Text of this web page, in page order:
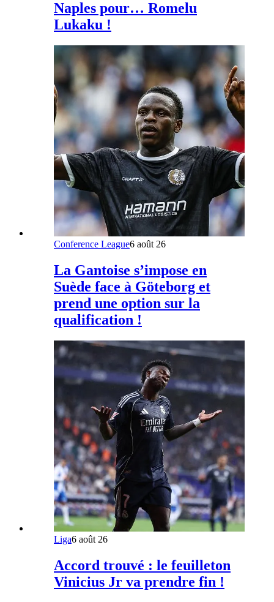
Naples pour… Romelu
Lukaku !
Conference League6 août 26
La Gantoise s’impose en
Suède face à Göteborg et
prend une option sur la
qualification !
Liga6 août 26
Accord trouvé : le feuilleton
Vinicius Jr va prendre fin !